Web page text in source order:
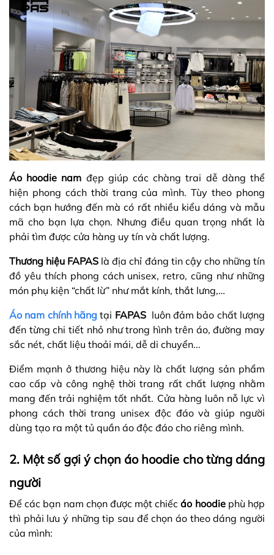
Áo hoodie nam đẹp giúp các chàng trai dễ dàng thể
hiện phong cách thời trang của mình. Tùy theo phong
cách bạn hướng đến mà có rất nhiều kiểu dáng và mẫu
mã cho bạn lựa chọn. Nhưng điều quan trọng nhất là
phải tìm được cửa hàng uy tín và chất lượng.
Thương hiệu FAPAS là địa chỉ đáng tin cậy cho những tín
đồ yêu thích phong cách unisex, retro, cũng như những
món phụ kiện “chất lừ” như mắt kính, thắt lưng,…
Áo nam chính hãng tại FAPAS luôn đảm bảo chất lượng
đến từng chi tiết nhỏ như trong hình trên áo, đường may
sắc nét, chất liệu thoải mái, dễ di chuyển...
Điểm mạnh ở thương hiệu này là chất lượng sản phẩm
cao cấp và công nghệ thời trang rất chất lượng nhằm
mang đến trải nghiệm tốt nhất. Cửa hàng luôn nỗ lực vì
phong cách thời trang unisex độc đáo và giúp người
dùng tạo ra một tủ quần áo độc đáo cho riêng mình.
2. Một số gợi ý chọn áo hoodie cho từng dáng
người
Để các bạn nam chọn được một chiếc áo hoodiephù hợp
thì phải lưu ý những tip sau để chọn áo theo dáng người
của mình: